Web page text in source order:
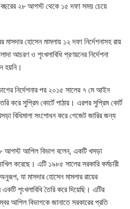
বছরের ২৮ আগস্ট থেকে ১৫ দফা সময় চেয়ে
হোসেন মামলায় ১২ দফা নির্দেশনাসহ রায়
আচরণ ও শৃংখলাবিধি প্রণয়নের নির্দেশনা
হয়নি।
নির্দেশনার পর ২০১৫ সালের ৭ মে আইন
করে সুপ্রিম কোর্টে পাঠায়। এরপর সুপ্রিম কোর্ট
বিধিমালা সংশোধন করে গেজেট জারির জন্য
আগস্ট আপিল বিভাগ বলেন, একটি খসড়া
করেছে। এটি ১৯৮৫ সালের সরকারি কর্মচারী
যা মাসদার হোসেন মামলার রায়ের
শৃংখলাবিধি তৈরি করে দিয়েছি। এটির
আপিল বিভাগকে জানাতে সরকারের প্রতি